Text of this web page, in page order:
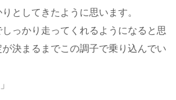
としてきたように思います。
っかり走ってくれるようになると思
決まるまでこの調子で乗り込んでい